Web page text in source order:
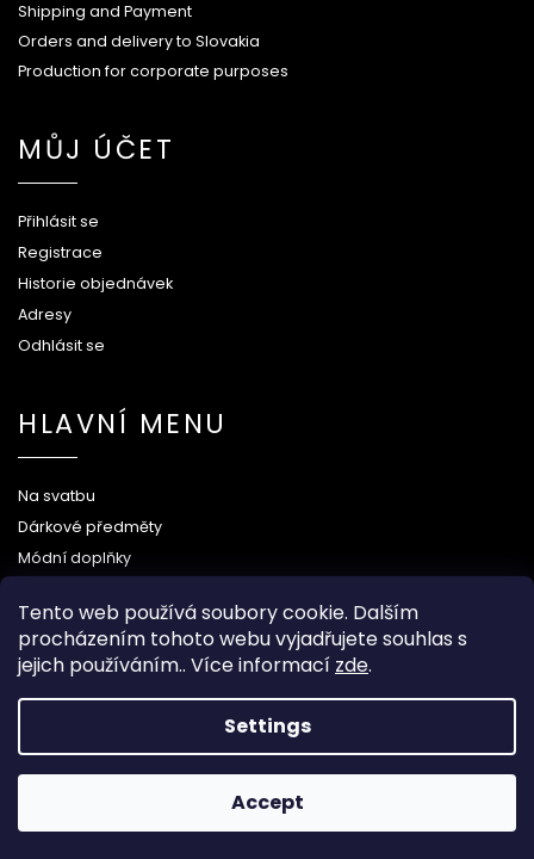
Tento web používá soubory cookie. Dalším
procházením tohoto webu vyjadřujete souhlas s
jejich používáním.. Více informací zde.
Settings
Accept
When you buy over 80 €you get FREE shipping!
Shipping and Payment
Orders and delivery to Slovakia
Production for corporate purposes
MŮJ ÚČET
Přihlásit se
Registrace
Historie objednávek
Adresy
Odhlásit se
HLAVNÍ MENU
Na svatbu
Dárkové předměty
Módní doplňky
Created by Shoptet
Wood Kingdom